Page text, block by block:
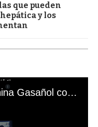
que pueden
y los
El mal momento de Yanina Gasañol con un hincha argentino en "Subrayado"